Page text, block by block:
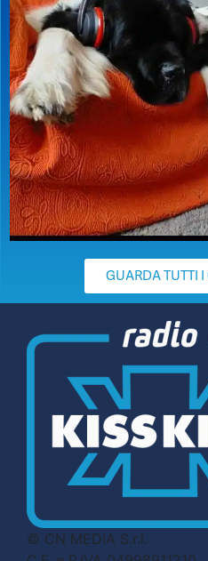
GUARDA TUTTI
© CN MEDIA S.r.l.